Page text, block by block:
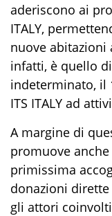
aderiscono ai
ITALY,
nuove abitazioni
infatti, è quello
indeterminato, il
ITS ITALY ad
A margine di
promuove
primissima
donazioni dirette
gli attori